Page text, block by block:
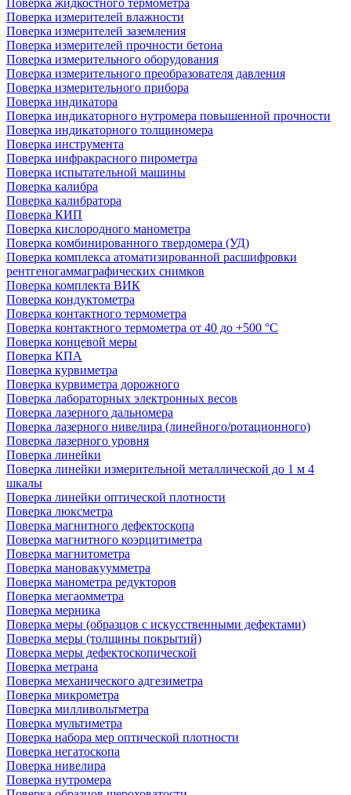
Поверка жидкостного термометра
Поверка измерителей влажности
Поверка измерителей заземления
Поверка измерителей прочности бетона
Поверка измерительного оборудования
Поверка измерительного преобразователя давления
Поверка измерительного прибора
Поверка индикатора
Поверка индикаторного нутромера повышенной прочности
Поверка индикаторного толщиномера
Поверка инструмента
Поверка инфракрасного пирометра
Поверка испытательной машины
Поверка калибра
Поверка калибратора
Поверка КИП
Поверка кислородного манометра
Поверка комбинированного твердомера (УД)
Поверка комплекса атоматизированной расшифровки
рентгеногаммаграфических снимков
Поверка комплекта ВИК
Поверка кондуктометра
Поверка контактного термометра
Поверка контактного термометра от 40 до +500 °С
Поверка концевой меры
Поверка КПА
Поверка курвиметра
Поверка курвиметра дорожного
Поверка лабораторных электронных весов
Поверка лазерного дальномера
Поверка лазерного нивелира (линейного/ротационного)
Поверка лазерного уровня
Поверка линейки
Поверка линейки измерительной металлической до 1 м 4
шкалы
Поверка линейки оптической плотности
Поверка люксметра
Поверка магнитного дефектоскопа
Поверка магнитного коэрцитиметра
Поверка магнитометра
Поверка мановакуумметра
Поверка манометра редукторов
Поверка мегаомметра
Поверка мерника
Поверка меры (образцов с искусственными дефектами)
Поверка меры (толщины покрытий)
Поверка меры дефектоскопической
Поверка метрана
Поверка механического адгезиметра
Поверка микрометра
Поверка милливольтметра
Поверка мультиметра
Поверка набора мер оптической плотности
Поверка негатоскопа
Поверка нивелира
Поверка нутромера